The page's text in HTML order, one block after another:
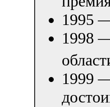
1995
1998
1999